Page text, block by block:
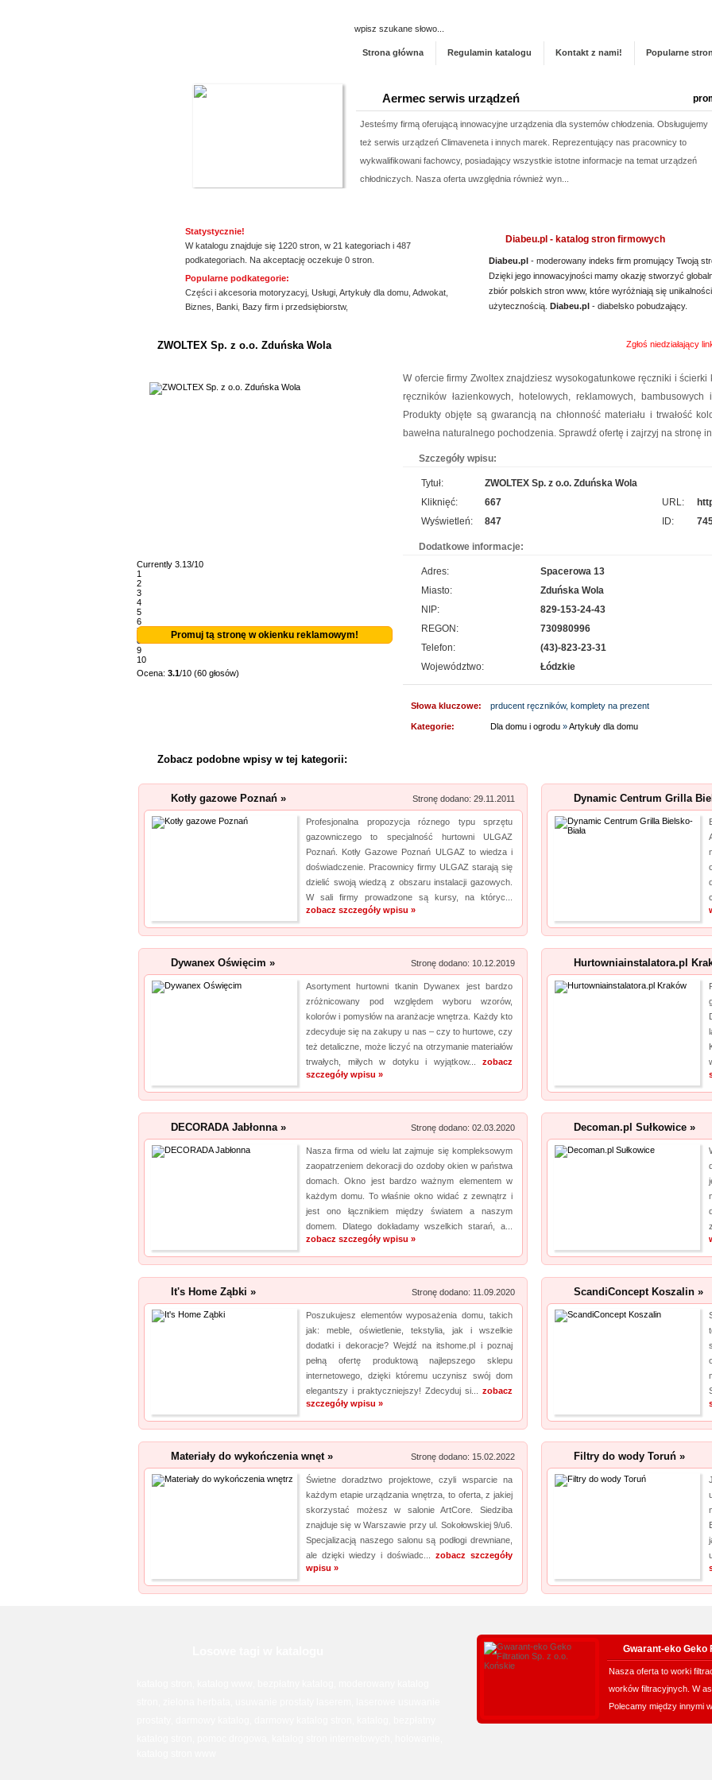
Strona główna Regulamin katalogu Kontakt z nami! Popularne
Aermec serwis urządzeń
Jesteśmy firmą oferującą innowacyjne urządzenia dla systemów chłodzenia. Obsługujemy
też serwis urządzeń Climaveneta i innych marek. Reprezentujący nas pracownicy to
wykwalifikowani fachowcy, posiadający wszystkie istotne informacje na temat urządzeń
chłodniczych. Nasza oferta uwzględnia również wyn...
Szukasz przykuwających uwagę gadżetów promocyjnych, typu podkładka pod mysz?
Niezwłocznie zapoznaj się z naszą ofertą. Wytwarzamy podkładki pod myszki dla graczy,
a jeżeli tym czego szukasz jest kalendarz podkładka pod mysz, również ją u nas
znajdziesz. Nasze artykuły zrobione są z najlepszej jakośc...
Mikropolaryzacja mózgu, to jedna z terapii, która pozwala osiągać efekty w walce o powrót
Profile aluminiowe Łódź
Jesteśmy firmą dostarczającą najwyższej klasy wyroby z metalu i przybory do napraw.
Prowadzony przez nas sklep metalowy Łódź wyróżnia się obszerną listą produktów,
przydatnych tak samo w domu, jak i na zewnątrz. Nasza propozycja obejmuje m. in.
wytrzymałe wkręty Łódź oraz oryginalnie wyglądające met...
Szpital Specjalista
Szpital Specjalista, to placówka na najwyższym poziomie. Działają tam zarówno poradnie,
jak i oddział szpitalny. Wykonuje się tam usuwanie prostaty laserem, a także laserowe
usuwanie kamieni nerkowych. Jak więc widać, operacja laserowa jest powszechna. Daje
to pacjentom możliwość szybkiego powrotu d...
Producent opakowań foliowych
naszą propozycję. Uwzględnia ona dobre jakościowo worki do pasteryzacji i szereg
innych wyrobów. Sprzedajemy również worki doypack, a jeżeli tym, czego szukasz, są
Pozwolenie wodnoprawne jest wymagane prawem w ściśle określonych sytuacjach.
Niedopełnienie uzyskania tego pozwolenia może wywołać poważne skutki prawne. Firma
Hydro-Plan pomaga takowe uzyskać, przygotowując operaty wodnoprawne. Są one
Archiwizacja dokumentacji medycznej
Oferujemy zgłaszającym się do nas zleceniodawcom kompleksowe usługi archiwizacyjne.
Dzięki nam Twoje biuro zyska więcej wolnego miejsca. Archiwizacja dokumentów
wyzwaniem. Podejmiemy się również zadania, jakim jest ...
Kwant-Lab - akredytowane laboratorium pomiarowe
Akredytowane laboratorium pomiarowe Kwant-Lab to miejsce, które powinien odwiedzić
każdy, kogo interesują pomiary pola elektromagnetycznego w środowisku pracy i nie tylko.
Laboratorium akredytowane posiada odpowiednią aparaturę oraz wiedzę, by dokonać
rzetelnych pomiarów. Jeśli chodzi o pole elektro...
Lema24.pl - sukienki damskie xxl
Sklep lema24. pl funkcjonuje jako sklep detaliczny oraz hurtownia sukienek i innych
rodzajów odzieży. Oferta jest nieustannie poszerzana o nowe modele. Jest to zarówno
odzież damska xxl, jak i rozmiary mniejsze. Każda kobieta znajdzie dla siebie eleganckie
sukienki xxl, jak i wygodny komplet dresowy...
Diabeu.pl - katalog stron firmowych
Diabeu.pl - moderowany indeks firm promujący Twoją
Dzięki jego innowacyjności mamy okazję stworzyć
zbiór polskich stron www, które wyróżniają się
użytecznością. Diabeu.pl - diabelsko pobudzający.
Statystycznie!
W katalogu znajduje się 1220 stron, w 21 kategoriach i 487
podkategoriach. Na akceptację oczekuje 0 stron.
Popularne podkategorie:
Części i akcesoria motoryzacyj Usługi Artykuły dla domu Adwokat
Biznes
Banki Bazy firm i przedsiębiorstw,
ZWOLTEX Sp. z o.o. Zduńska Wola Zgłoś niedziałający
Currently 3.13/10
1
2
3
4
5
6
7
8
9
10
Ocena: 3.1/10 (60 głosów)
Promuj tą stronę w okienku reklamowym!
W ofercie firmy Zwoltex znajdziesz wysokogatunkowe ręczniki i
ręczników łazienkowych, hotelowych, reklamowych,
Produkty objęte są gwarancją na chłonność materiału i trwałość
bawełna naturalnego pochodzenia. Sprawdź ofertę i zajrzyj na stronę
Szczegóły wpisu:
Tytuł:
ZWOLTEX Sp. z o.o. Zduńska Wola
Kliknięć:
667 URL:
Wyświetleń:
847 ID:
Dodatkowe informacje:
Adres:
Spacerowa 13
Miasto:
Zduńska Wola
NIP:
829-153-24-43
REGON:
730980996
Telefon:
(43)-823-23-31
Województwo:
Łódzkie
Słowa kluczowe: prducent ręczników, komplety na prezent
Kategorie: Dla domu i ogrodu »Artykuły dla domu
Zobacz podobne wpisy w tej kategorii:
Kotły gazowe Poznań » Stronę dodano: 29.11.2011
Profesjonalna propozycja róznego typu sprzętu
gazowniczego to specjalność hurtowni ULGAZ
Poznań. Kotły Gazowe Poznań ULGAZ to wiedza i
doświadczenie. Pracownicy firmy ULGAZ starają się
dzielić swoją wiedzą z obszaru instalacji gazowych.
W sali firmy prowadzone są kursy, na któryc...
zobacz szczegóły wpisu »
Dynamic Centrum Grilla
Dywanex Oświęcim » Stronę dodano: 10.12.2019
Asortyment hurtowni tkanin Dywanex jest bardzo
zróżnicowany pod względem wyboru wzorów,
kolorów i pomysłów na aranżacje wnętrza. Każdy kto
zdecyduje się na zakupy u nas – czy to hurtowe, czy
też detaliczne, może liczyć na otrzymanie materiałów
trwałych, miłych w dotyku i wyjątkow... zobacz
szczegóły wpisu »
Hurtowniainstalatora.pl
DECORADA Jabłonna » Stronę dodano: 02.03.2020
Nasza firma od wielu lat zajmuje się kompleksowym
zaopatrzeniem dekoracji do ozdoby okien w państwa
domach. Okno jest bardzo ważnym elementem w
każdym domu. To właśnie okno widać z zewnątrz i
jest ono łącznikiem między światem a naszym
domem. Dlatego dokładamy wszelkich starań, a...
zobacz szczegóły wpisu »
Decoman.pl Sułkowice »
It's Home Ząbki » Stronę dodano: 11.09.2020
Poszukujesz elementów wyposażenia domu, takich
jak: meble, oświetlenie, tekstylia, jak i wszelkie
dodatki i dekoracje? Wejdź na itshome.pl i poznaj
pełną ofertę produktową najlepszego sklepu
internetowego, dzięki któremu uczynisz swój dom
elegantszy i praktyczniejszy! Zdecyduj si... zobacz
szczegóły wpisu »
ScandiConcept Koszalin »
Materiały do wykończenia wnęt » Stronę dodano: 15.02.2022
Świetne doradztwo projektowe, czyli wsparcie na
każdym etapie urządzania wnętrza, to oferta, z jakiej
skorzystać możesz w salonie ArtCore. Siedziba
znajduje się w Warszawie przy ul. Sokołowskiej 9/u6.
Specjalizacją naszego salonu są podłogi drewniane,
ale dzięki wiedzy i doświadc... zobacz szczegóły
wpisu »
Filtry do wody Toruń »
Gwarant-eko Geko
Nasza oferta to worki
worków filtracyjnych. W
Polecamy między innymi